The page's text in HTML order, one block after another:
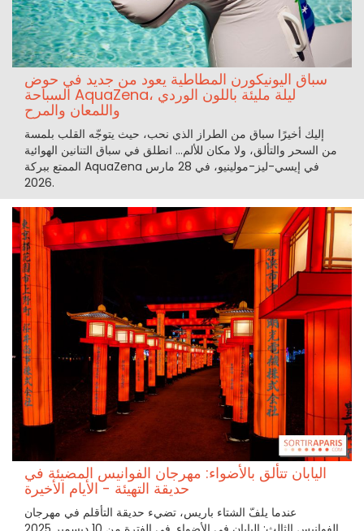
سباق اليونيكورن المطاطية يعود من جديد في حوض
السباحة AquaZena، ليلة مليئة باللون الوردي
واللمعان والمرح
إليك أخيرًا سباق من الطراز الذي نحب، حيث يتوجّه القلب بلمسة
من السحر والتألق، ولا مكان للألم... انطلق في سباق التنانين الهوائية
الممتع ببركة AquaZena في إيسي-ليز-مولينيو، في 28 مارس
2026.
اليابان تتألق بالأضواء: مهرجان الفوانيس المضيئة في
حديقة التهيئة - الأيام الأخيرة
عندما يلفّ الشتاء باريس، تضيء حديقة التأقلم في مهرجان